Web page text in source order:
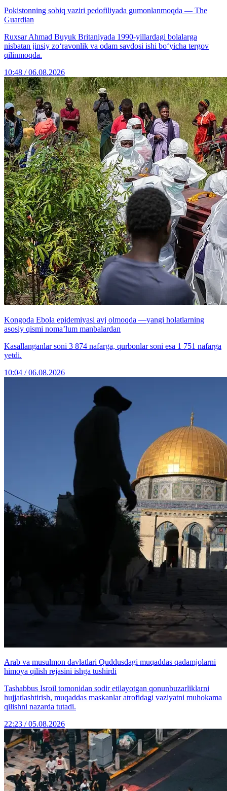
Pokistonning sobiq vaziri pedofiliyada gumonlanmoqda — The
Guardian
Ruxsar Ahmad Buyuk Britaniyada 1990-yillardagi bolalarga
nisbatan jinsiy zo‘ravonlik va odam savdosi ishi bo‘yicha tergov
qilinmoqda.
10:48 / 06.08.2026
Kongoda Ebola epidemiyasi avj olmoqda —yangi holatlarning
asosiy qismi noma’lum manbalardan
Kasallanganlar soni 3 874 nafarga, qurbonlar soni esa 1 751 nafarga
yetdi.
10:04 / 06.08.2026
Arab va musulmon davlatlari Quddusdagi muqaddas qadamjolarni
himoya qilish rejasini ishga tushirdi
Tashabbus Isroil tomonidan sodir etilayotgan qonunbuzarliklarni
hujjatlashtirish, muqaddas maskanlar atrofidagi vaziyatni muhokama
qilishni nazarda tutadi.
22:23 / 05.08.2026